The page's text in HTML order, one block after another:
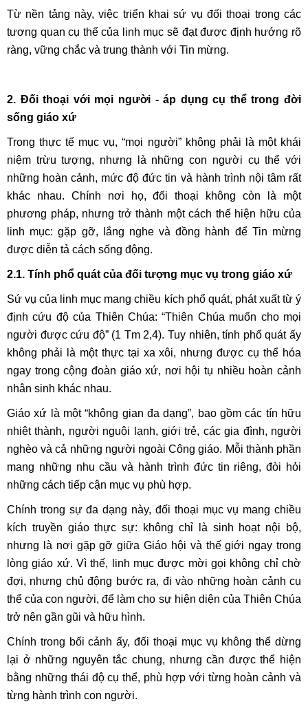
Từ nền tảng này, việc triển khai sứ vụ đối thoại trong các
tương quan cụ thể của linh mục sẽ đạt được định hướng rõ
ràng, vững chắc và trung thành với Tin mừng.
2. Đối thoại với mọi người - áp dụng cụ thể trong đời
sống giáo xứ
Trong thực tế mục vụ, “mọi người” không phải là một khái
niệm trừu tượng, nhưng là những con người cụ thể với
những hoàn cảnh, mức độ đức tin và hành trình nội tâm rất
khác nhau. Chính nơi họ, đối thoại không còn là một
phương pháp, nhưng trở thành một cách thế hiện hữu của
linh mục: gặp gỡ, lắng nghe và đồng hành để Tin mừng
được diễn tả cách sống động.
2.1. Tính phổ quát của đối tượng mục vụ trong giáo xứ
Sứ vụ của linh mục mang chiều kích phổ quát, phát xuất từ ý
định cứu độ của Thiên Chúa: “Thiên Chúa muốn cho mọi
người được cứu độ” (1 Tm 2,4). Tuy nhiên, tính phổ quát ấy
không phải là một thực tại xa xôi, nhưng được cụ thể hóa
ngay trong cộng đoàn giáo xứ, nơi hội tụ nhiều hoàn cảnh
nhân sinh khác nhau.
Giáo xứ là một “không gian đa dạng”, bao gồm các tín hữu
nhiệt thành, người nguội lạnh, giới trẻ, các gia đình, người
nghèo và cả những người ngoài Công giáo. Mỗi thành phần
mang những nhu cầu và hành trình đức tin riêng, đòi hỏi
những cách tiếp cận mục vụ phù hợp.
Chính trong sự đa dạng này, đối thoại mục vụ mang chiều
kích truyền giáo thực sự: không chỉ là sinh hoạt nội bộ,
nhưng là nơi gặp gỡ giữa Giáo hội và thế giới ngay trong
lòng giáo xứ. Vì thế, linh mục được mời gọi không chỉ chờ
đợi, nhưng chủ động bước ra, đi vào những hoàn cảnh cụ
thể của con người, để làm cho sự hiện diện của Thiên Chúa
trở nên gần gũi và hữu hình.
Chính trong bối cảnh ấy, đối thoại mục vụ không thể dừng
lại ở những nguyên tắc chung, nhưng cần được thể hiện
bằng những thái độ cụ thể, phù hợp với từng hoàn cảnh và
từng hành trình con người.